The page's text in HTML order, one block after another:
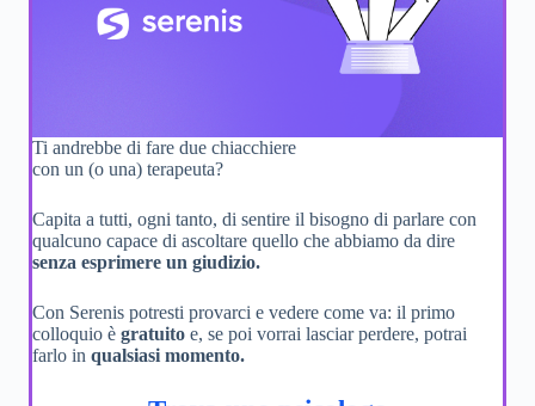
Ti andrebbe di fare due chiacchiere
con un (o una) terapeuta?
Capita a tutti, ogni tanto, di sentire il bisogno di parlare con
qualcuno capace di ascoltare quello che abbiamo da dire
senza esprimere un giudizio.
Con Serenis potresti provarci e vedere come va: il primo
colloquio è gratuito e, se poi vorrai lasciar perdere, potrai
farlo in qualsiasi momento.